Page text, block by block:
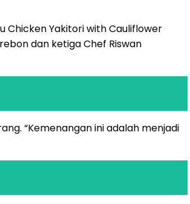
Chicken Yakitori with Cauliflower
dan ketiga Chef Riswan
“Kemenangan ini adalah menjadi